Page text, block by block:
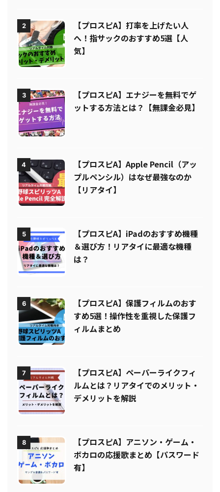
2
【プロスピA】打率を上げたい人
へ！指サックのおすすめ5選【人
3
【プロスピA】エナジーを無料でゲ
4
【プロスピA】Apple Pencil（アッ
プルペンシル）はなぜ最強なのか
5
【プロスピA】iPadのおすすめ機種
＆選び方！リアタイに最適な機種
6
【プロスピA】保護フィルムのおす
すめ5選！操作性を重視した保護フ
7
【プロスピA】ペーパーライクフィ
ルムとは？リアタイでのメリット・
8
【プロスピA】アニソン・ゲーム・
ボカロの応援歌まとめ【パスワード